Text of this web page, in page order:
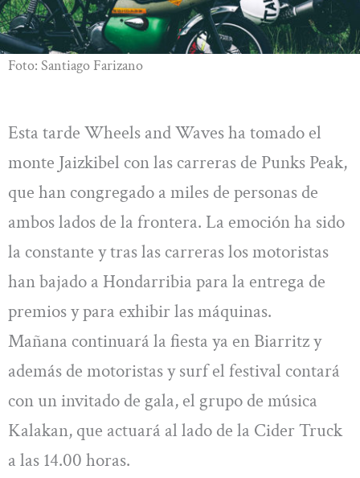
Foto: Santiago Farizano
Esta tarde Wheels and Waves ha tomado el
monte Jaizkibel con las carreras de Punks Peak,
que han congregado a miles de personas de
ambos lados de la frontera. La emoción ha sido
la constante y tras las carreras los motoristas
han bajado a Hondarribia para la entrega de
premios y para exhibir las máquinas.
Mañana continuará la fiesta ya en Biarritz y
además de motoristas y surf el festival contará
con un invitado de gala, el grupo de música
Kalakan, que actuará al lado de la Cider Truck
a las 14.00 horas.